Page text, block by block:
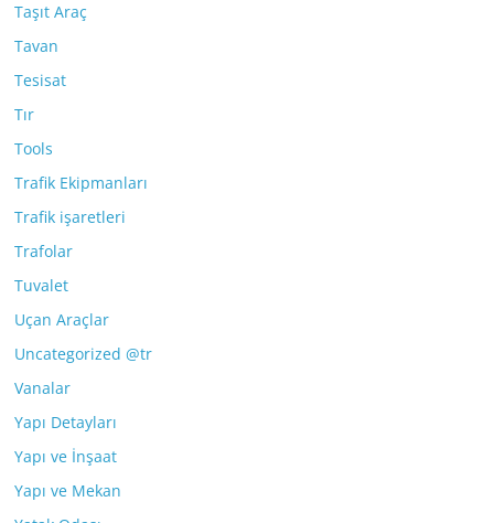
Taşıt Araç
Tavan
Tesisat
Tır
Tools
Trafik Ekipmanları
Trafik işaretleri
Trafolar
Tuvalet
Uçan Araçlar
Uncategorized @tr
Vanalar
Yapı Detayları
Yapı ve İnşaat
Yapı ve Mekan